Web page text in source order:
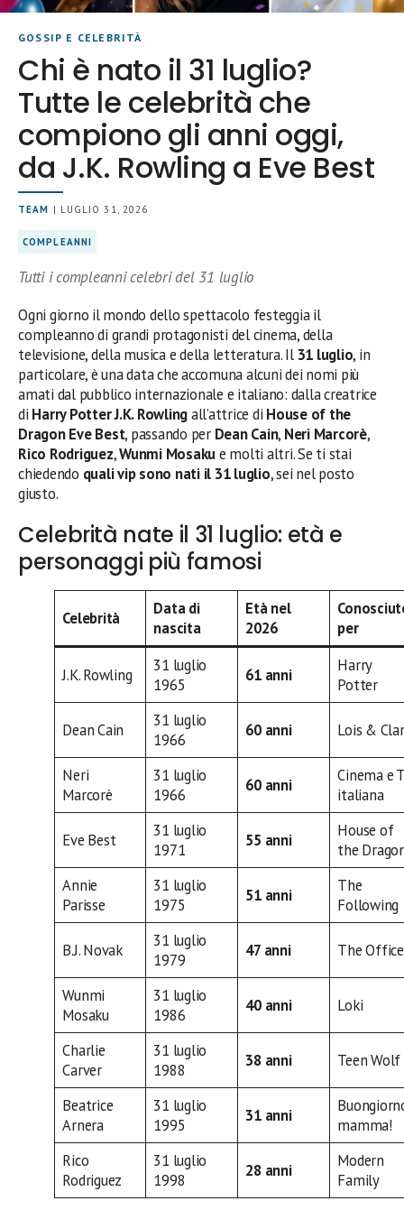
GOSSIP E CELEBRITÀ
Chi è nato il 31 luglio?
Tutte le celebrità che
compiono gli anni oggi,
da J.K. Rowling a Eve Best
TEAM | LUGLIO 31, 2026
COMPLEANNI
Tutti i compleanni celebri del 31 luglio
Ogni giorno il mondo dello spettacolo festeggia il
compleanno di grandi protagonisti del cinema, della
televisione, della musica e della letteratura. Il 31 luglio, in
particolare, è una data che accomuna alcuni dei nomi più
amati dal pubblico internazionale e italiano: dalla creatrice
di Harry PotterJ.K. Rowlingall’attrice di House of the
Dragon Eve Best, passando per Dean Cain, Neri Marcorè,
Rico Rodriguez,Wunmi Mosakue molti altri. Se ti stai
chiedendo quali vip sono nati il 31 luglio, sei nel posto
giusto.
Celebrità nate il 31 luglio: età e
personaggi più famosi
Celebrità
Data di
nascita
Età nel
2026
per
J.K. Rowling
31 luglio
1965
61 anni
Harry
Potter
Dean Cain
31 luglio
1966
60 anni Lois &
Neri
Marcorè
31 luglio
1966
60 anni
Cinema e
italiana
Eve Best
31 luglio
1971
55 anni
House of
the
Annie
Parisse
31 luglio
1975
51 anni
The
Following
B.J. Novak
31 luglio
1979
47 anni The Office
Wunmi
Mosaku
31 luglio
1986
40 anni Loki
Charlie
Carver
31 luglio
1988
38 anni Teen Wolf
Beatrice
Arnera
31 luglio
1995
31 anni
mamma!
Rico
Rodriguez
31 luglio
1998
28 anni
Modern
Family